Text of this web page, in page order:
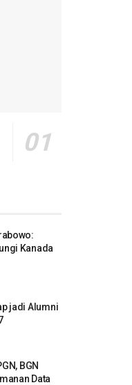
Kanada
jadi Alumni
BGN
Data